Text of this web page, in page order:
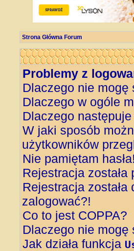
Strona Główna Forum
Problemy z
Dlaczego nie mogę
Dlaczego w ogóle
Dlaczego
W jaki sposób
użytkowników
Nie pamiętam hasła!
Rejestracja
Rejestracja
zalogować?!
Co to jest COPPA?
Dlaczego nie
Jak działa funkcja